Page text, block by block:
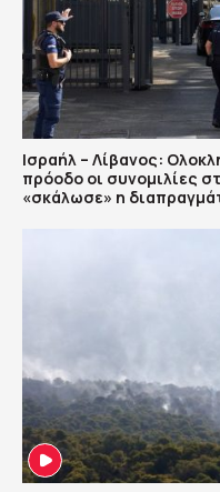
Ισραήλ – Λίβανος:
πρόοδο οι συνομιλίες
«σκάλωσε» η